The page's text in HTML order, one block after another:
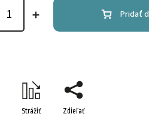
Pridať
Strážiť Zdieľať